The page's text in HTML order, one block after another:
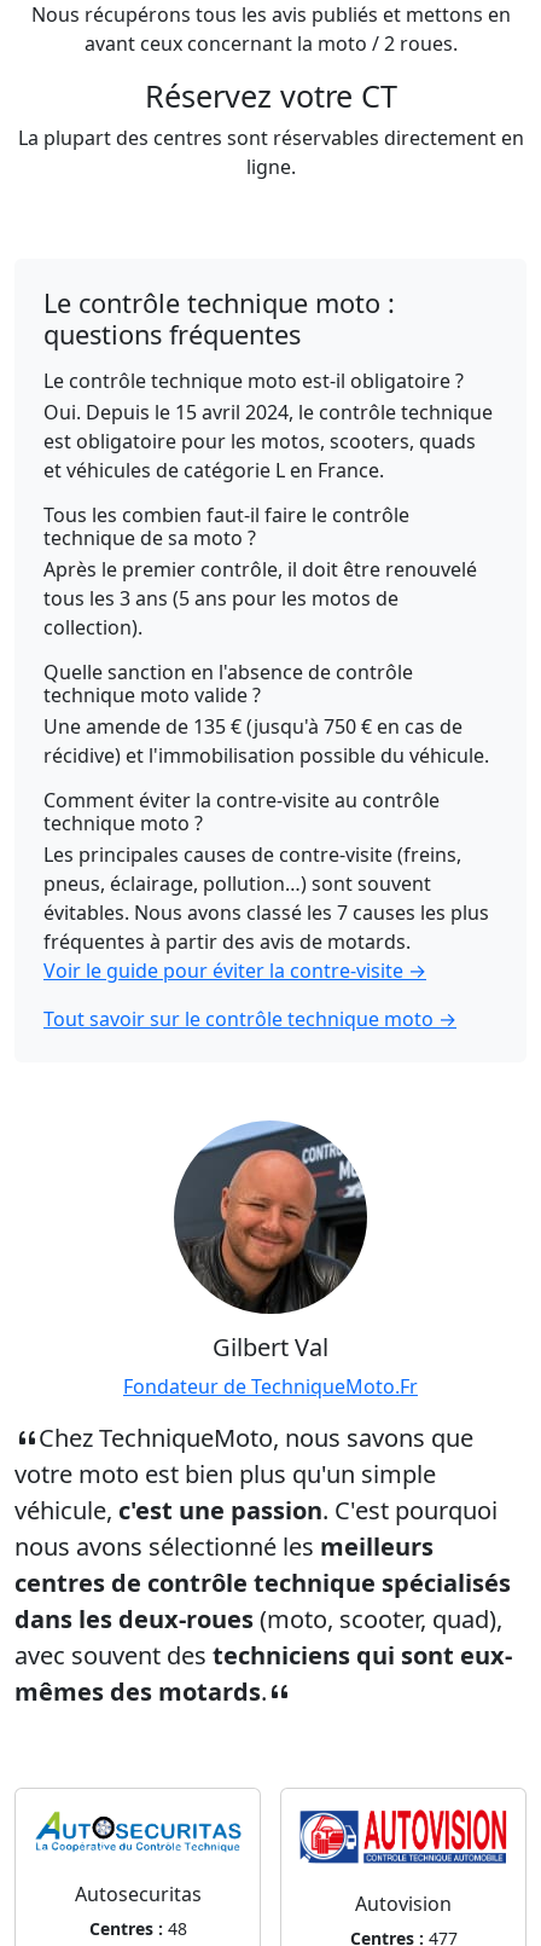
Nous récupérons tous les avis publiés et mettons en
avant ceux concernant la moto / 2 roues.
Réservez votre CT
La plupart des centres sont réservables directement en
ligne.
Le contrôle technique moto :
questions fréquentes
Le contrôle technique moto est-il obligatoire ?
Oui. Depuis le 15 avril 2024, le contrôle technique
est obligatoire pour les motos, scooters, quads
et véhicules de catégorie L en France.
Tous les combien faut-il faire le contrôle
technique de sa moto ?
Après le premier contrôle, il doit être renouvelé
tous les 3 ans (5 ans pour les motos de
collection).
Quelle sanction en l'absence de contrôle
technique moto valide ?
Une amende de 135 € (jusqu'à 750 € en cas de
récidive) et l'immobilisation possible du véhicule.
Comment éviter la contre-visite au contrôle
technique moto ?
Les principales causes de contre-visite (freins,
pneus, éclairage, pollution…) sont souvent
évitables. Nous avons classé les 7 causes les plus
fréquentes à partir des avis de motards.
Voir le guide pour éviter la contre-visite →
Tout savoir sur le contrôle technique moto →
Gilbert Val
Fondateur de TechniqueMoto.Fr
Chez TechniqueMoto, nous savons que
votre moto est bien plus qu'un simple
véhicule, c'est une passion. C'est pourquoi
nous avons sélectionné les meilleurs
centres de contrôle technique spécialisés
dans les deux-roues(moto, scooter, quad),
avec souvent des techniciens qui sont eux-
mêmes des motards.
Autosecuritas
Centres : 48
Autovision
Centres : 477